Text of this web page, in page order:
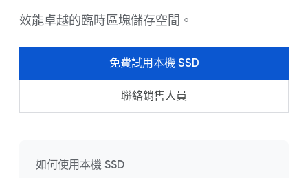
效能卓越的臨時區塊儲存空間。
免費試用本機 SSD
聯絡銷售人員
如何使用本機 SSD